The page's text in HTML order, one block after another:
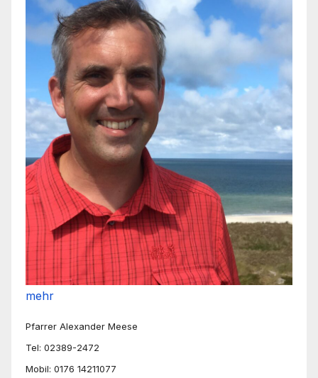
mehr
Pfarrer Alexander Meese
Tel: 02389-2472
Mobil: 0176 14211077